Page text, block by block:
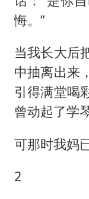
悔。”
当我长大后
中抽离出来
引得满堂喝
曾动起了学
可那时我妈
2